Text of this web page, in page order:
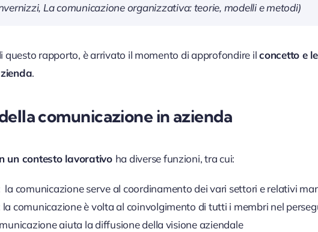
La comunicazione organizzativa: teorie, modelli e metodi)
questo rapporto, è arrivato il momento di approfondire ilconcetto e
.
comunicazione in azienda
un contesto lavorativo ha diverse funzioni, tra cui:
comunicazione serve al coordinamento dei vari settori e relativi
comunicazione è volta al coinvolgimento di tutti i membri nel
aiuta la diffusione della visione aziendale